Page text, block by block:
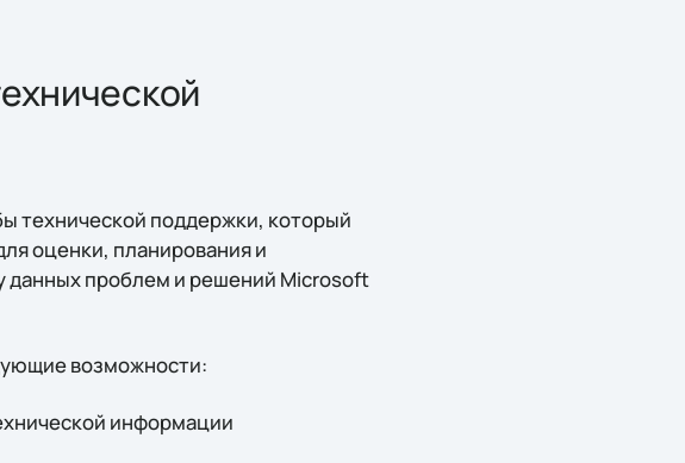
технической поддержки, который
оценки, планирования и
данных проблем и решений Microsoft
возможности:
информации